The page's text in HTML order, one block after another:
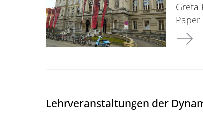
Greta
Paper
Lehrveranstaltungen der